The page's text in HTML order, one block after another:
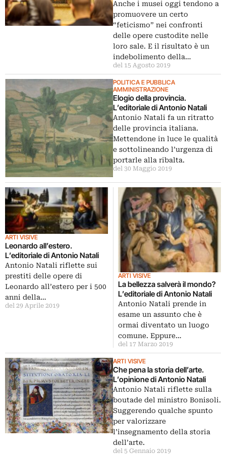
Anche i musei oggi tendono a
promuovere un certo
“feticismo” nei confronti
delle opere custodite nelle
loro sale. E il risultato è un
indebolimento della…
del 15 Agosto 2019
POLITICA E PUBBLICA
AMMINISTRAZIONE
Elogio della provincia.
L’editoriale di Antonio Natali
Antonio Natali fa un ritratto
delle provincia italiana.
Mettendone in luce le qualità
e sottolineando l’urgenza di
portarle alla ribalta.
del 30 Maggio 2019
ARTI VISIVE
Leonardo all’estero.
L’editoriale di Antonio Natali
Antonio Natali riflette sui
prestiti delle opere di
Leonardo all’estero per i 500
anni della…
del 29 Aprile 2019
ARTI VISIVE
La bellezza salverà il mondo?
L’editoriale di Antonio Natali
Antonio Natali prende in
esame un assunto che è
ormai diventato un luogo
comune. Eppure…
del 17 Marzo 2019
ARTI VISIVE
Che pena la storia dell’arte.
L’opinione di Antonio Natali
Antonio Natali riflette sulla
boutade del ministro Bonisoli.
Suggerendo qualche spunto
per valorizzare
l’insegnamento della storia
dell’arte.
del 5 Gennaio 2019